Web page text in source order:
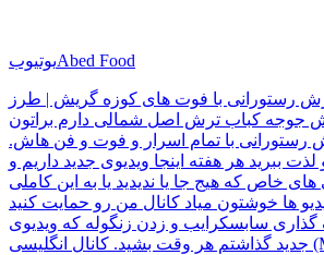
یوتیوبAbed Food
رستورانی با فوت های کوزه گریش | طرز
جوجه کباب ترش اصل شمالی دارم براتون
رستورانی با تمام اسرار و فوت و فن هاش.
ببرید هر هفته اینجا ویدیوی جدید داریم و
خاص که هیج جا یا ندیدید یا به این کاملی
ها خوشتون میاد کانال من رو حمایت کنید
گذاری سابسکرایب و زدن زنگوله که ویدیوی
جدید گذاشتم هر وقت بشید. کانال انگلیسی (My Channel In